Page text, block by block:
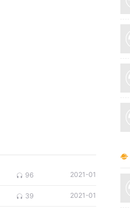
96 2021-01
39 2021-01